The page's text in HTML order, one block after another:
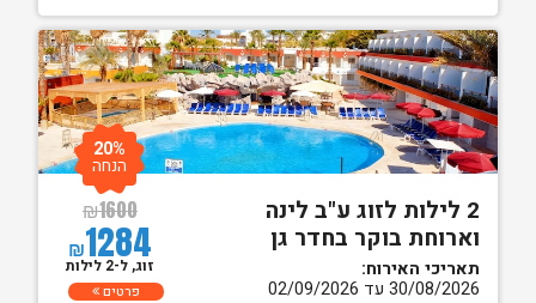
2 לילות לזוג ע"ב לינה
וארוחת בוקר בחדר גן
תאריכי האירוח:
30/08/2026 עד 02/09/2026
₪1600
₪1284
20%
הנחה
זוג, ל-2 לילות
פרטים